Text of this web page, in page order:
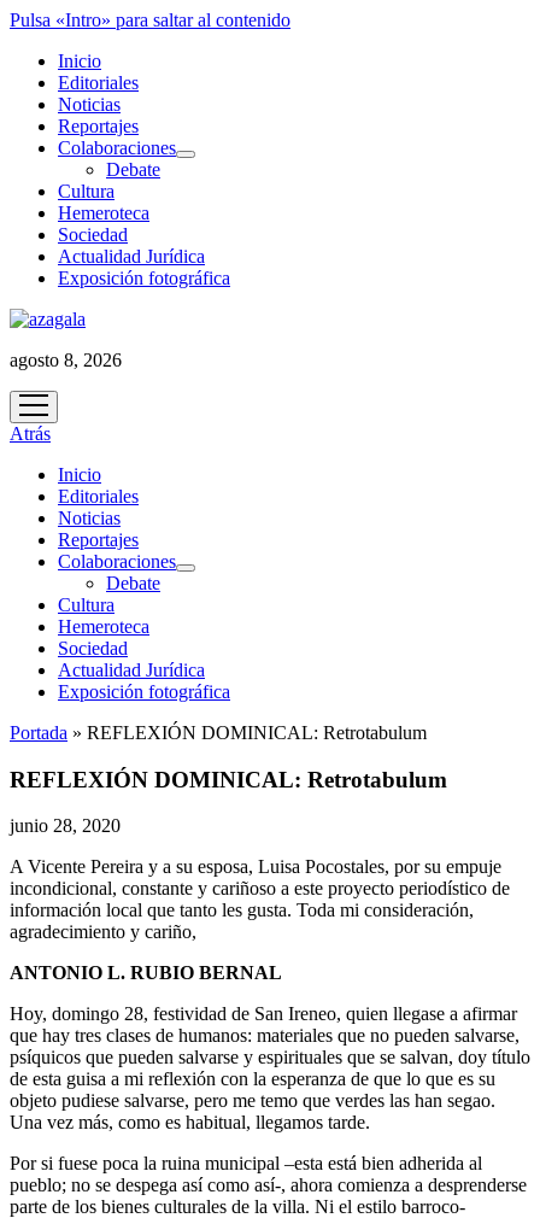
Pulsa «Intro» para saltar al contenido
Inicio
Editoriales
Noticias
Reportajes
Colaboraciones
abrir
Debate
Cultura
Hemeroteca
Sociedad
Actualidad Jurídica
Exposición fotográfica
agosto 8, 2026
abrir
menú
Atrás
Inicio
Editoriales
Noticias
Reportajes
Colaboraciones
abrir
Debate
Cultura
Hemeroteca
Sociedad
Actualidad Jurídica
Exposición fotográfica
Portada » REFLEXIÓN DOMINICAL: Retrotabulum
REFLEXIÓN DOMINICAL: Retrotabulum
junio 28, 2020
A Vicente Pereira y a su esposa, Luisa Pocostales, por su empuje
incondicional, constante y cariñoso a este proyecto periodístico de
información local que tanto les gusta. Toda mi consideración,
agradecimiento y cariño,
ANTONIO L. RUBIO BERNAL
Hoy, domingo 28, festividad de San Ireneo, quien llegase a afirmar
que hay tres clases de humanos: materiales que no pueden salvarse,
psíquicos que pueden salvarse y espirituales que se salvan, doy título
de esta guisa a mi reflexión con la esperanza de que lo que es su
objeto pudiese salvarse, pero me temo que verdes las han segao.
Una vez más, como es habitual, llegamos tarde.
Por si fuese poca la ruina municipal –esta está bien adherida al
pueblo; no se despega así como así-, ahora comienza a desprenderse
parte de los bienes culturales de la villa. Ni el estilo barroco-